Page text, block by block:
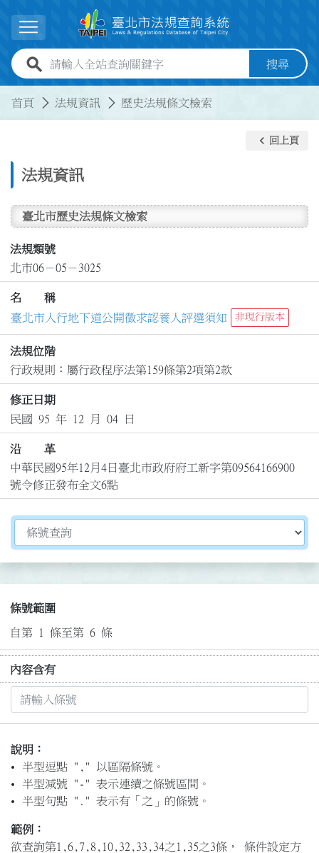
展開選單
全站查詢關鍵字欄位 搜尋
首頁 法規資訊 歷史法規條文檢索
法規資訊
keyboard_arrow_left 回上頁
臺北市歷史法規條文檢索
法規類號
北市06－05－3025
名 稱
臺北市人行地下道公開徵求認養人評選須知
非現行版本
法規位階
行政規則：屬行政程序法第159條第2項第2款
修正日期
民國 95 年 12 月 04 日
沿 革
中華民國95年12月4日臺北市政府府工新字第09564166900
號令修正發布全文6點
切換選擇法規資訊內容
條號範圍
自第 1 條至第 6 條
內容含有
說明：
半型逗點 "," 以區隔條號。
半型減號 "-" 表示連續之條號區間。
半型句點 "." 表示有「之」的條號。
範例：
欲查詢第1,6,7,8,10,32,33,34之1,35之3條， 條件設定方